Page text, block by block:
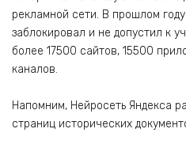
рекламной сети. В прошлом
заблокировал и не допустил к
более 17500 сайтов, 15500
каналов.
Напомним, Нейросеть Яндекса
страниц исторических